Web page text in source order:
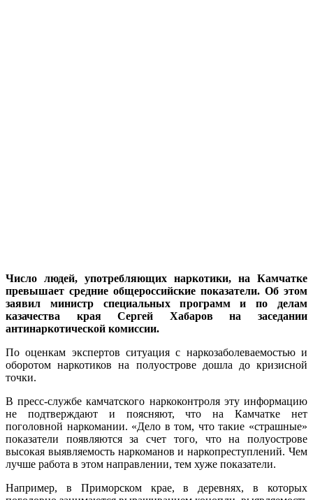
Число людей, употребляющих наркотики, на Камчатке
превышает средние общероссийские показатели. Об этом
заявил министр специальных программ и по делам
казачества края Сергей Хабаров на заседании
антинаркотической комиссии.
По оценкам экспертов ситуация с наркозаболеваемостью и
оборотом наркотиков на полуострове дошла до кризисной
точки.
В пресс-службе камчатского наркоконтроля эту информацию
не подтверждают и поясняют, что на Камчатке нет
поголовной наркомании. «Дело в том, что такие «страшные»
показатели появляются за счет того, что на полуострове
высокая выявляемость наркоманов и наркопреступлений. Чем
лучше работа в этом направлении, тем хуже показатели.
Например, в Приморском крае, в деревнях, в которых